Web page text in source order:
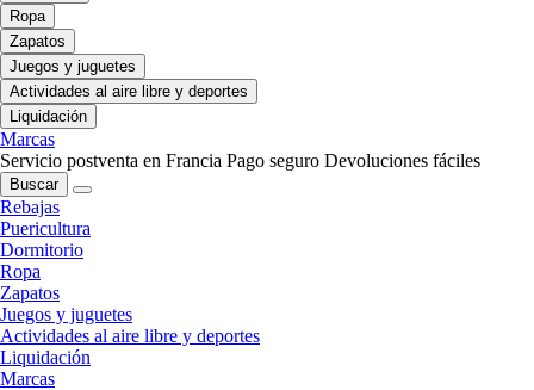
Ropa
Zapatos
Juegos y juguetes
Actividades al aire libre y deportes
Liquidación
Marcas
Servicio postventa en Francia Pago seguro Devoluciones fáciles
Buscar
Rebajas
Puericultura
Dormitorio
Ropa
Zapatos
Juegos y juguetes
Actividades al aire libre y deportes
Liquidación
Marcas